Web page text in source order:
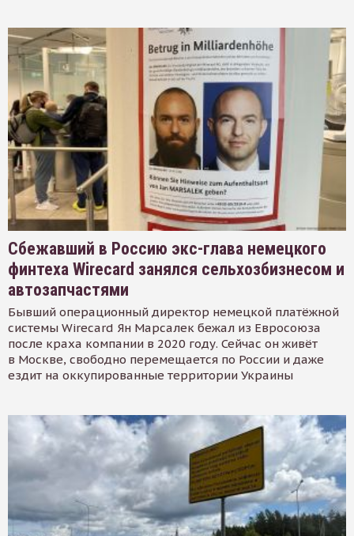
Сбежавший в Россию экс-глава немецкого
финтеха Wirecard занялся сельхозбизнесом и
автозапчастями
Бывший операционный директор немецкой платёжной
системы Wirecard Ян Марсалек бежал из Евросоюза
после краха компании в 2020 году. Сейчас он живёт
в Москве, свободно перемещается по России и даже
ездит на оккупированные территории Украины